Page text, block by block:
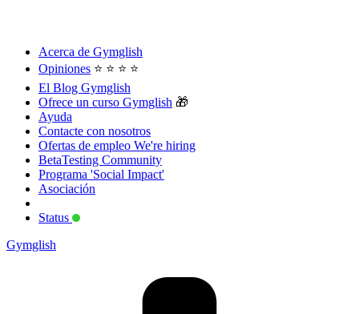
Acerca de Gymglish
Opiniones ⭐️ ⭐️ ⭐️ ⭐️
El Blog Gymglish
Ofrece un curso Gymglish 🎁
Ayuda
Contacte con nosotros
Ofertas de empleo We're hiring
BetaTesting Community
Programa 'Social Impact'
Asociación
Status
Gymglish